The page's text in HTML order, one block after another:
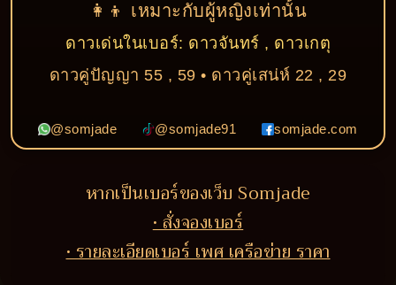
👩‍👦 เหมาะกับผู้หญิงเท่านั้น
ดาวเด่นในเบอร์: ดาวจันทร์ , ดาวเกตุ
ดาวคู่ปัญญา 55 , 59 • ดาวคู่เสน่ห์ 22 , 29
@somjade @somjade91 somjade.com
หากเป็นเบอร์ของเว็บ Somjade
• สั่งจองเบอร์
• รายละเอียดเบอร์ เพศ เครือข่าย ราคา